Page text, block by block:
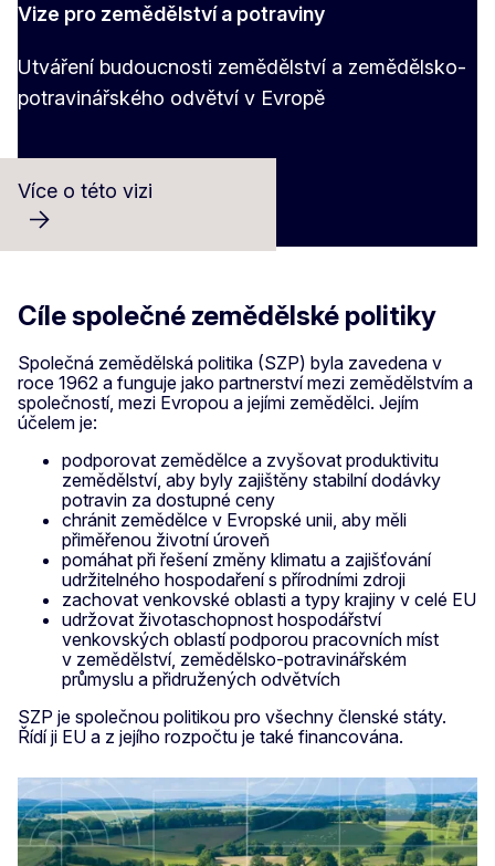
Vize pro zemědělství a potraviny
Utváření budoucnosti zemědělství a zemědělsko-
potravinářského odvětví v Evropě
Více o této vizi
Cíle společné zemědělské politiky
Společná zemědělská politika (SZP) byla zavedena v
roce 1962 a funguje jako partnerství mezi zemědělstvím a
společností, mezi Evropou a jejími zemědělci. Jejím
účelem je:
podporovat zemědělce a zvyšovat produktivitu
zemědělství, aby byly zajištěny stabilní dodávky
potravin za dostupné ceny
chránit zemědělce v Evropské unii, aby měli
přiměřenou životní úroveň
pomáhat při řešení změny klimatu a zajišťování
udržitelného hospodaření s přírodními zdroji
zachovat venkovské oblasti a typy krajiny v celé EU
udržovat životaschopnost hospodářství
venkovských oblastí podporou pracovních míst
v zemědělství, zemědělsko-potravinářském
průmyslu a přidružených odvětvích
SZP je společnou politikou pro všechny členské státy.
Řídí ji EU a z jejího rozpočtu je také financována.